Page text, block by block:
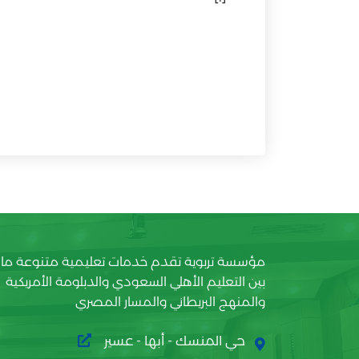
مؤسسة تربوية تقدم خدمات تعليمية متنوعة ما
بين التعليم الأهلي السعودي والدبلومة الأمريكية
والمنهج البريطاني والمسار المصري
حي المنسك - أبها - عسير